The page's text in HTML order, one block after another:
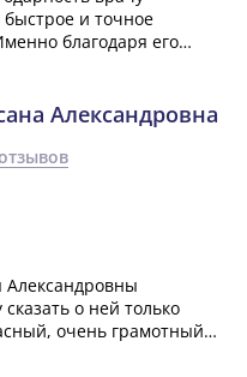
быстрое и точное
благодаря его
спасибо!»
Александровна
о ней только
очень грамотный